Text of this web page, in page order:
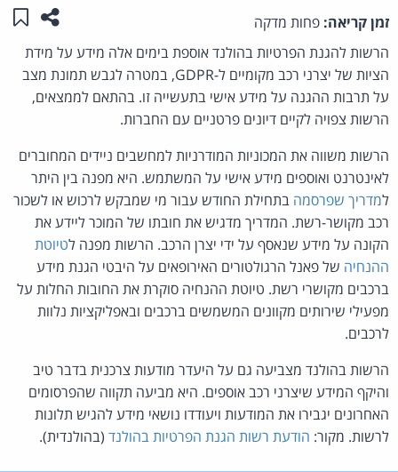
זמן קריאה: פחות מדקה שתפו
הרשות להגנת הפרטיות בהולנד אוספת בימים אלה מידע על מידת
הציות של יצרני רכב מקומיים ל-GDPR, במטרה לגבש תמונת מצב
על תרבות ההגנה על מידע אישי בתעשייה זו. בהתאם לממצאים,
הרשות צפויה לקיים דיונים פרטניים עם החברות.
הרשות משווה את המכוניות המודרניות למחשבים ניידים המחוברים
לאינטרנט ואוספים מידע אישי על המשתמש. היא מפנה בין היתר
למדריך שפרסמה בתחילת החודש עבור מי שמבקש לרכוש או לשכור
רכב מקושר-רשת. המדריך מדגיש את חובתו של המוכר ליידע את
הקונה על מידע שנאסף על ידי יצרן הרכב. הרשות מפנה לטיוטת
ההנחיה של פאנל הרגולטורים האירופאים על היבטי הגנת מידע
ברכבים מקושרי רשת. טיוטת ההנחיה סוקרת את החובות החלות על
מפעילי שירותים מקוונים המשמשים ברכבים ובאפליקציות נלוות
לרכבים.
הרשות בהולנד מצביעה גם על היעדר מודעות צרכנית בדבר טיב
והיקף המידע שיצרני רכב אוספים. היא מביעה תקווה שהפרסומים
האחרונים יגבירו את המודעות ויעודדו נושאי מידע להגיש תלונות
לרשות. מקור: הודעת רשות הגנת הפרטיות בהולנד (בהולנדית).